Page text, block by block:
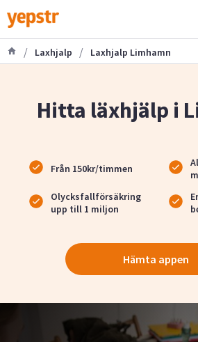
/ Laxhjalp / Laxhjalp Limhamn
Hitta läxhjälp i
Från 150kr/timmen
Olycksfallförsäkring
upp till 1 miljon
Hämta appen